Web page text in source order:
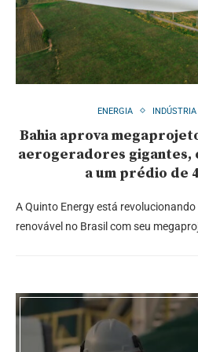
ENERGIA INDÚSTRIA
Bahia aprova
aerogeradores gigantes,
a um prédio de
A Quinto Energy está revolucionando
renovável no Brasil com seu